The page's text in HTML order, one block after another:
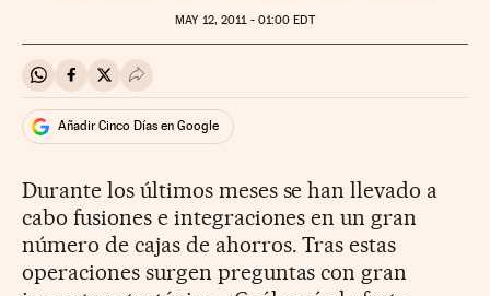
MAY12, 2011 - 01:00 EDT
Compartir en Whatsapp
Compartir en Facebook
Compartir en Twitter
Desplegar Redes Sociales
Añadir Cinco Días en Google
Durante los últimos meses se han llevado a
cabo fusiones e integraciones en un gran
número de cajas de ahorros. Tras estas
operaciones surgen preguntas con gran